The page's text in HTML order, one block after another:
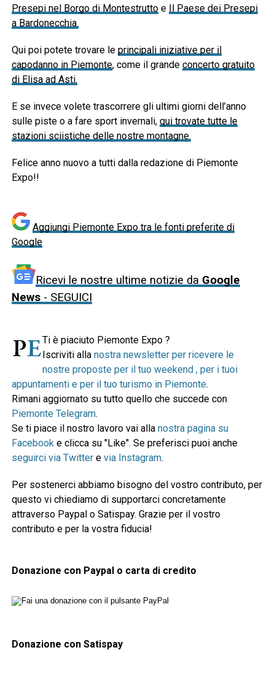
Presepi nel Borgo di Montestruttoe Il Paese dei Presepi
a Bardonecchia.
Qui poi potete trovare le principali iniziative per il
capodanno in Piemonte, come il grande concerto gratuito
di Elisa ad Asti.
E se invece volete trascorrere gli ultimi giorni dell’anno
sulle piste o a fare sport invernali, qui trovate tutte le
stazioni sciistiche delle nostre montagne.
Felice anno nuovo a tutti dalla redazione di Piemonte
Expo!!
Aggiungi Piemonte Expo tra le fonti preferite di
Google
Ricevi le nostre ultime notizie da Google
News- SEGUICI
Ti è piaciuto Piemonte Expo ?
Iscriviti alla nostra newsletter per ricevere le
nostre proposte per il tuo weekend , per i tuoi
appuntamenti e per il tuo turismo in Piemonte.
Rimani aggiornato su tutto quello che succede con
Piemonte Telegram.
Se ti piace il nostro lavoro vai alla nostra pagina su
Facebooke clicca su "Like". Se preferisci puoi anche
seguirci via Twittere via Instagram.
Per sostenerci abbiamo bisogno del vostro contributo, per
questo vi chiediamo di supportarci concretamente
attraverso Paypal o Satispay. Grazie per il vostro
contributo e per la vostra fiducia!
Donazione con Paypal o carta di credito
Donazione con Satispay